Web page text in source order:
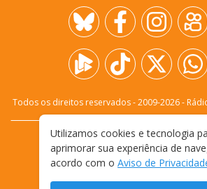
Todos os direitos reservados - 2009-2026-
FALE CONOSCO
TERMOS E CONDIÇÕES DE
Utilizamos cookies e tecnologia
aprimorar sua experiência de
acordo com o Aviso de